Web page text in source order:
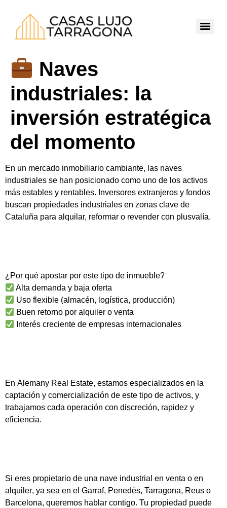
Naves
industriales: la
inversión estratégica
del momento
En un mercado inmobiliario cambiante, las naves
industriales se han posicionado como uno de los activos
más estables y rentables. Inversores extranjeros y fondos
buscan propiedades industriales en zonas clave de
Cataluña para alquilar, reformar o revender con plusvalía.
¿Por qué apostar por este tipo de inmueble?
Alta demanda y baja oferta
Uso flexible (almacén, logística, producción)
Buen retorno por alquiler o venta
Interés creciente de empresas internacionales
En Alemany Real Estate, estamos especializados en la
captación y comercialización de este tipo de activos, y
trabajamos cada operación con discreción, rapidez y
eficiencia.
Si eres propietario de una nave industrial en venta o en
alquiler, ya sea en el Garraf, Penedès, Tarragona, Reus o
Barcelona, queremos hablar contigo. Tu propiedad puede